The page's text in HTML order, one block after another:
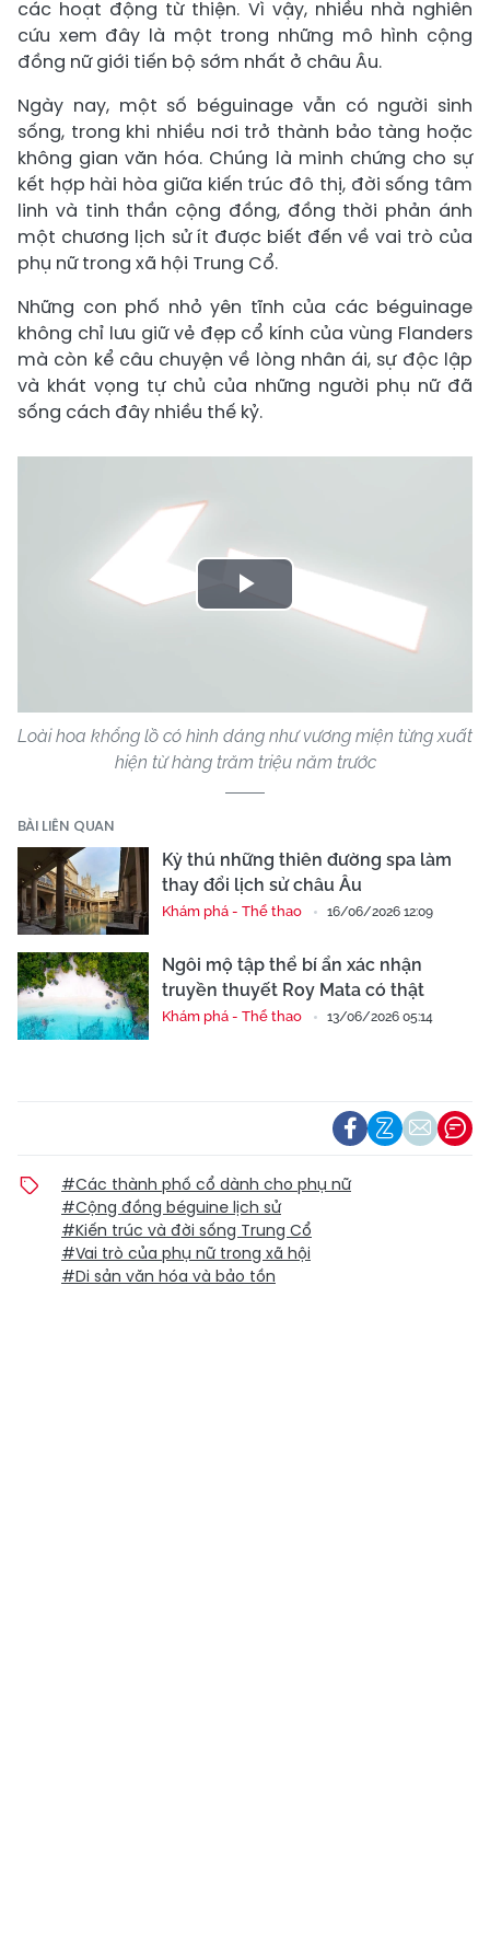
các hoạt động từ thiện. Vì vậy, nhiều nhà nghiên
cứu xem đây là một trong những mô hình cộng
đồng nữ giới tiến bộ sớm nhất ở châu Âu.
Ngày nay, một số béguinage vẫn có người sinh
sống, trong khi nhiều nơi trở thành bảo tàng hoặc
không gian văn hóa. Chúng là minh chứng cho sự
kết hợp hài hòa giữa kiến trúc đô thị, đời sống tâm
linh và tinh thần cộng đồng, đồng thời phản ánh
một chương lịch sử ít được biết đến về vai trò của
phụ nữ trong xã hội Trung Cổ.
Những con phố nhỏ yên tĩnh của các béguinage
không chỉ lưu giữ vẻ đẹp cổ kính của vùng Flanders
mà còn kể câu chuyện về lòng nhân ái, sự độc lập
và khát vọng tự chủ của những người phụ nữ đã
sống cách đây nhiều thế kỷ.
Play
Loài hoa khổng lồ có hình dáng như vương miện từng xuất
hiện từ hàng trăm triệu năm trước
BÀI LIÊN QUAN
Kỳ thú những thiên đường spa làm
thay đổi lịch sử châu Âu
Khám phá - Thể thao 16/06/2026 12:09
Ngôi mộ tập thể bí ẩn xác nhận
truyền thuyết Roy Mata có thật
Khám phá - Thể thao 13/06/2026 05:14
#Các thành phố cổ dành cho phụ nữ
#Cộng đồng béguine lịch sử
#Kiến trúc và đời sống Trung Cổ
#Vai trò của phụ nữ trong xã hội
#Di sản văn hóa và bảo tồn